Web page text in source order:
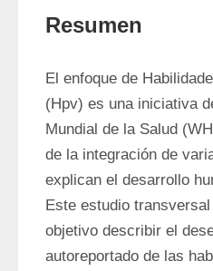
Resumen
El enfoque de
(Hpv) es una iniciativa
Mundial de la Salud
de la integración de
explican el desarrollo
Este estudio
objetivo describir el
autoreportado de las